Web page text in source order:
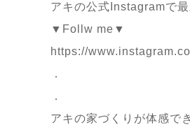
アキの公式Instagramで
▼Follw me▼
https://
．
．
アキの家づくりが体感で